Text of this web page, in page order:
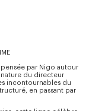
par Nigo autour
du directeur
incontournables du
en passant par